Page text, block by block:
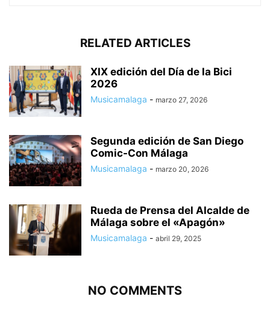
RELATED ARTICLES
XIX edición del Día de la Bici
2026
Musicamalaga - marzo 27, 2026
Segunda edición de San Diego
Comic-Con Málaga
Musicamalaga - marzo 20, 2026
Rueda de Prensa del Alcalde de
Málaga sobre el «Apagón»
Musicamalaga - abril 29, 2025
NO COMMENTS